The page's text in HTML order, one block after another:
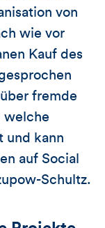
von
wie vor
Kauf des
fremde
welche
und kann
auf Social
Schultz.